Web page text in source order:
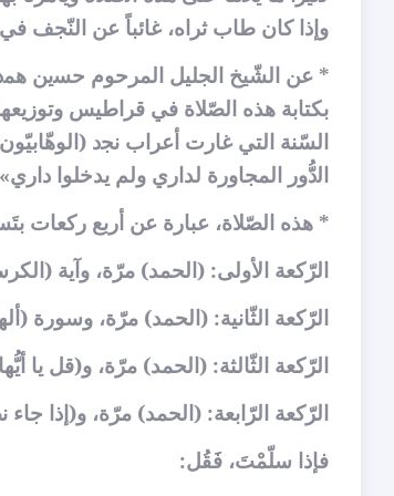
ﻭﺇﺫﺍ ﻛﺎﻥ طاب ثراه، غائباً عن ﺍلنّجف
* عن ﺍﻟﺸّﻴﺦ الجليل ﺍلمرحوﻡ ﺣﺴين
بكتابة هذه الصّلاة ﻓﻲ قراطيس
السّنة ﺍﻟﺘﻲ ﻏﺎﺭﺕ ﺃعراب ﻧﺠد
ﺍﻟدُّﻭﺭ ﺍﻟﻤﺠﺎﻭﺭﺓ لدﺍﺭﻱ ولم يدخلوا
* هذه الصّلاة، عبارة عن أربع ركعات
الرّكعة الأولى: (الحمد) مرّة، وآية
الرّكعة الثّانية: (الحمد) مرّة، وسورة
الرّكعة الثّالثة: (الحمد) مرّة، و(قل
الرّكعة الرّابعة: (الحمد) مرّة، و(إذا
فإذا سلّمْتَ، فَقُل: